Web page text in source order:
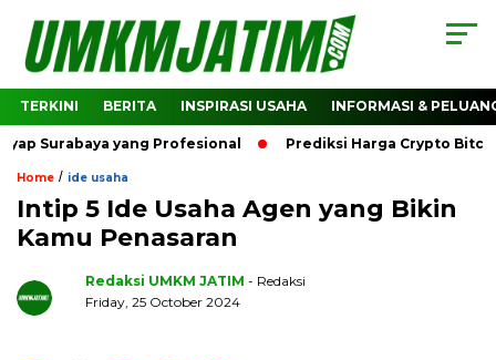
TERKINI BERITA INSPIRASI USAHA INFORMASI &
yang Profesional Prediksi Harga Crypto Bitcoin:
Home / ide usaha
Intip 5 Ide Usaha Agen yang Bikin
Kamu Penasaran
Redaksi UMKM JATIM - Redaksi
Friday, 25 October 2024